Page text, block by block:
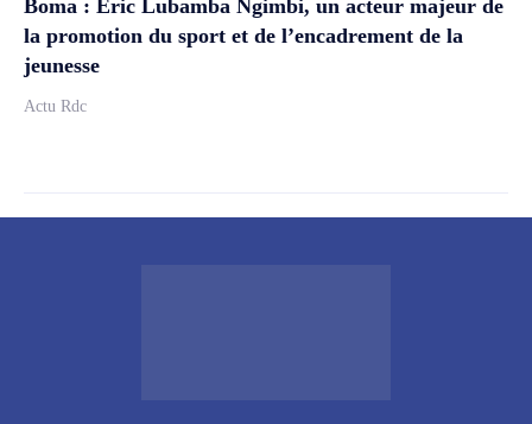
Boma : Éric Lubamba Ngimbi, un acteur majeur de
la promotion du sport et de l’encadrement de la
jeunesse
Actu Rdc